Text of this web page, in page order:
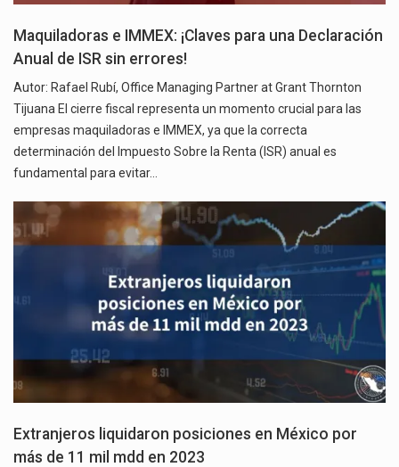
Maquiladoras e IMMEX: ¡Claves para una Declaración
Anual de ISR sin errores!
Autor: Rafael Rubí, Office Managing Partner at Grant Thornton
Tijuana El cierre fiscal representa un momento crucial para las
empresas maquiladoras e IMMEX, ya que la correcta
determinación del Impuesto Sobre la Renta (ISR) anual es
fundamental para evitar…
Extranjeros liquidaron posiciones en México por
más de 11 mil mdd en 2023